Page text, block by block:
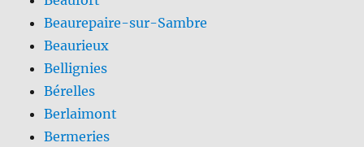
Beaurepaire-sur-Sambre
Beaurieux
Bellignies
Bérelles
Berlaimont
Bermeries